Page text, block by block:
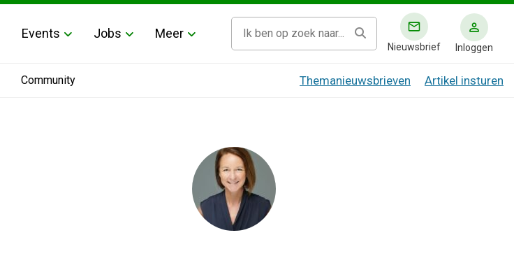
Events Jobs Meer
Nieuwsbrief Inloggen
Community Themanieuwsbrieven Artikel insturen